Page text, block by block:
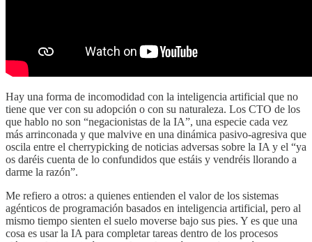
Hay una forma de incomodidad con la inteligencia artificial que no
tiene que ver con su adopción o con su naturaleza. Los CTO de los
que hablo no son “negacionistas de la IA”, una especie cada vez
más arrinconada y que malvive en una dinámica pasivo-agresiva que
oscila entre el cherrypicking de noticias adversas sobre la IA y el “ya
os daréis cuenta de lo confundidos que estáis y vendréis llorando a
darme la razón”.
Me refiero a otros: a quienes entienden el valor de los sistemas
agénticos de programación basados en inteligencia artificial, pero al
mismo tiempo sienten el suelo moverse bajo sus pies. Y es que una
cosa es usar la IA para completar tareas dentro de los procesos